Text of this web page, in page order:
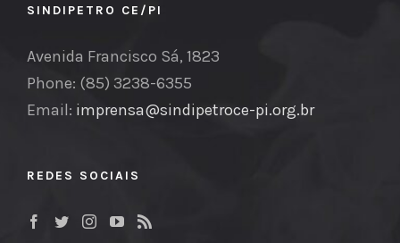
SINDIPETRO CE/PI
Avenida Francisco Sá, 1823
Phone: (85) 3238-6355
Email: imprensa@sindipetroce-pi.org.br
REDES SOCIAIS